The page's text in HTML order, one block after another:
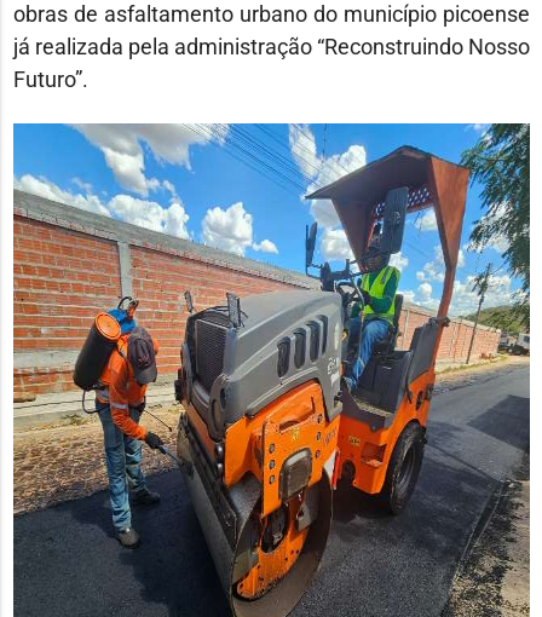
obras de asfaltamento urbano do município picoense
já realizada pela administração “Reconstruindo Nosso
Futuro”.